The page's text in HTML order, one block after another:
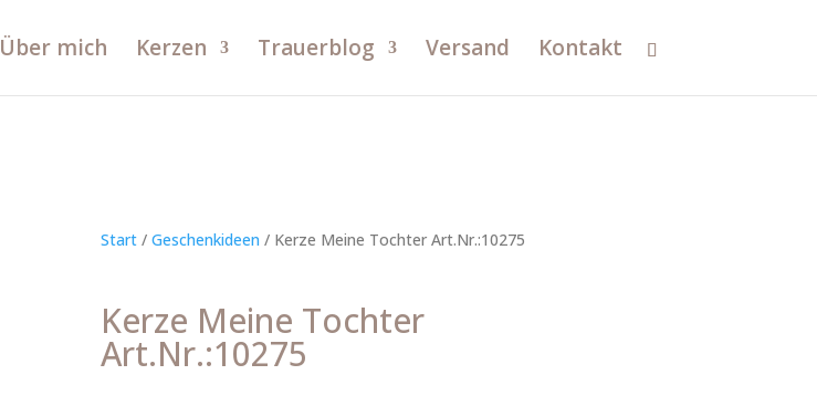
Über mich Kerzen Trauerblog Versand Kontakt
Start/ Geschenkideen / Kerze Meine Tochter Art.Nr.:10275
Kerze Meine Tochter
Art.Nr.:10275